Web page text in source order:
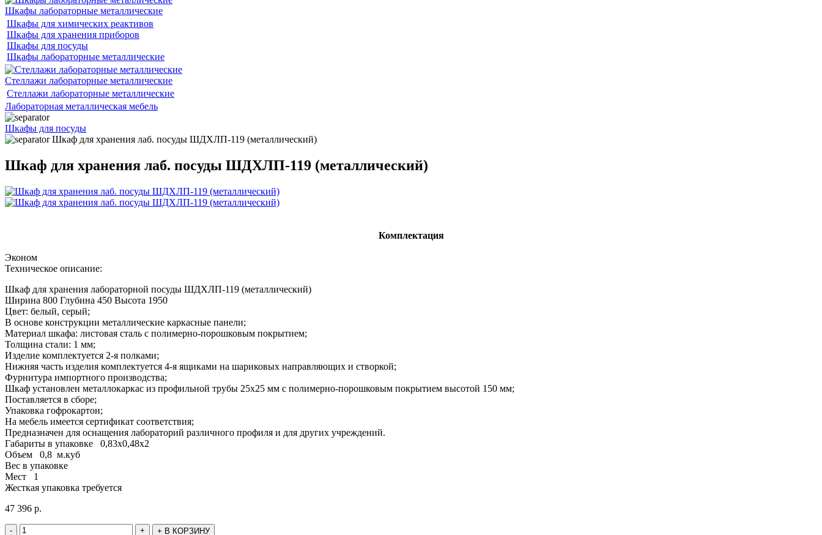
Шкафы лабораторные металлические
Шкафы для химических реактивов
Шкафы для хранения приборов
Шкафы для посуды
Шкафы лабораторные металлические
Стеллажи лабораторные металлические
Стеллажи лабораторные металлические
Лабораторная металлическая мебель
Шкафы для посуды
Шкаф для хранения лаб. посуды ШДХЛП-119 (металлический)
Шкаф для хранения лаб. посуды ШДХЛП-119 (металлический)
Комплектация
Эконом
Техническое описание:
Шкаф для хранения лабораторной посуды ШДХЛП-119 (металлический)
Ширина 800 Глубина 450 Высота 1950
Цвет: белый, серый;
В основе конструкции металлические каркасные панели;
Материал шкафа: листовая сталь с полимерно-порошковым покрытием;
Толщина стали: 1 мм;
Изделие комплектуется 2-я полками;
Нижняя часть изделия комплектуется 4-я ящиками на шариковых направляющих и створкой;
Фурнитура импортного производства;
Шкаф установлен металлокаркас из профильной трубы 25х25 мм с полимерно-порошковым покрытием высотой 150 мм;
Поставляется в сборе;
Упаковка гофрокартон;
На мебель имеется сертификат соответствия;
Предназначен для оснащения лабораторий различного профиля и для других учреждений.
Габариты в упаковке 0,83х0,48х2
Объем 0,8 м.куб
Вес в упаковке
Мест 1
Жесткая упаковка требуется
47 396 р.
- + + В КОРЗИНУ